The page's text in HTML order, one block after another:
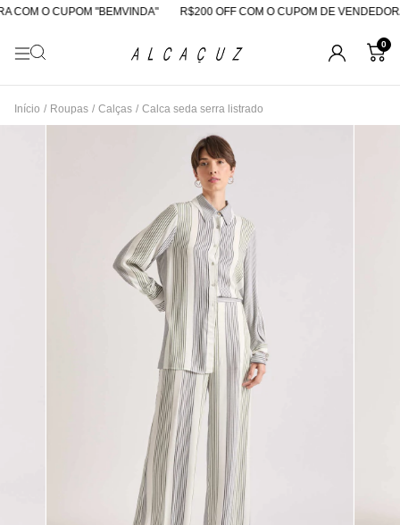
O CUPOM "BEMVINDA" R$200 OFF COM O CUPOM DE VENDEDORA
0
Início / Roupas / Calças / Calca seda serra listrado